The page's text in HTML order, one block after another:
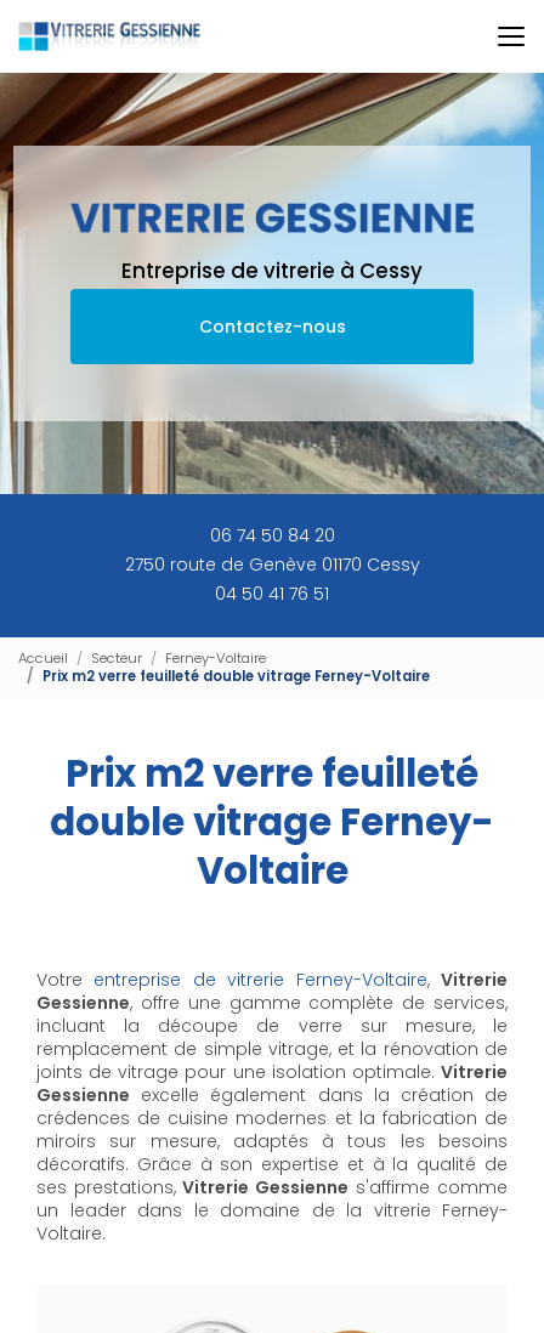
au
contenu
principal
Entreprise de vitrerie à Cessy
Contactez-nous
06 74 50 84 20
2750 route de Genève 01170 Cessy
04 50 41 76 51
Accueil Secteur
Ferney-Voltaire
Prix m2 verre feuilleté double vitrage Ferney-Voltaire
Prix m2 verre feuilleté
double vitrage Ferney-
Voltaire
Votre entreprise de vitrerie Ferney-Voltaire,Vitrerie
Gessienne, offre une gamme complète de services,
incluant la découpe de verre sur mesure, le
remplacement de simple vitrage, et la rénovation de
joints de vitrage pour une isolation optimale. Vitrerie
Gessienne excelle également dans la création de
crédences de cuisine modernes et la fabrication de
miroirs sur mesure, adaptés à tous les besoins
décoratifs. Grâce à son expertise et à la qualité de
ses prestations, Vitrerie Gessienne s'affirme comme
un leader dans le domaine de la vitrerie Ferney-
Voltaire.